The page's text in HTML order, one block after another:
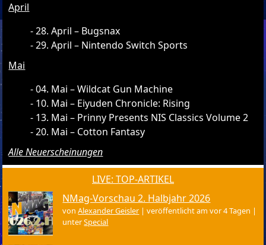
April
28. April – Bugsnax
29. April – Nintendo Switch Sports
Mai
04. Mai – Wildcat Gun Machine
10. Mai – Eiyuden Chronicle: Rising
13. Mai – Prinny Presents NIS Classics Volume 2
20. Mai – Cotton Fantasy
Alle Neuerscheinungen
LIVE: TOP-ARTIKEL
NMag-Vorschau 2. Halbjahr 2026
vonAlexander Geisler |veröffentlicht am vor 4 Tagen |
unterSpecial